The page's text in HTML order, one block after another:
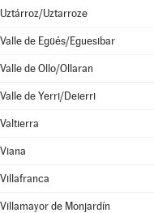
Uztárroz/Uztarroze
Valle de Egüés/Eguesibar
Valle de Ollo/Ollaran
Valle de Yerri/Deierri
Valtierra
Viana
Villafranca
Villamayor de Monjardín